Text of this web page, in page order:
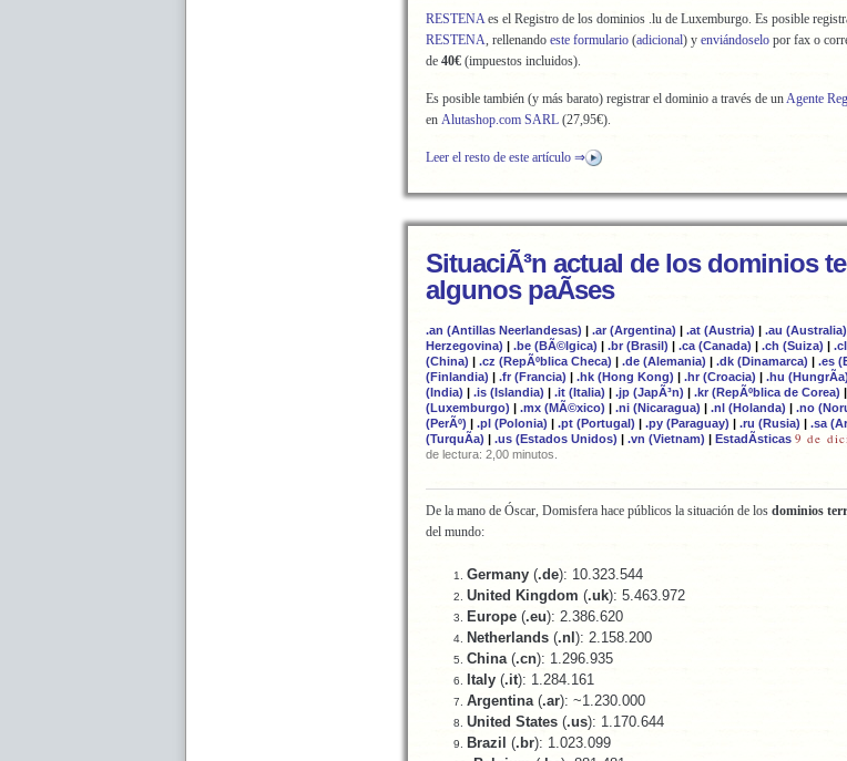
RESTENAes el Registro de los dominios .lu de Luxemburgo. Es posible
RESTENA, rellenando este formulario (adicional) y enviándoselo por fax o
de 40€ (impuestos incluidos).
Es posible también (y más barato) registrar el dominio a través de unAgente
en Alutashop.com SARL (27,95€).
Leer el resto de este artículo ⇒
SituaciÃ³n actual de los dominios
algunos paÃ­ses
.an (Antillas Neerlandesas) | .ar (Argentina) | .at (Austria) | .au (Australia)
Herzegovina) | .be (BÃ©lgica) | .br (Brasil) | .ca (Canada) | .ch (Suiza) |
(China) | .cz (RepÃºblica Checa) | .de (Alemania) | .dk (Dinamarca) | .es
(Finlandia) | .fr (Francia) | .hk (Hong Kong) | .hr (Croacia) | .hu (HungrÃ­a)
(India) | .is (Islandia) | .it (Italia) | .jp (JapÃ³n) | .kr (RepÃºblica de Corea) |
(Luxemburgo) | .mx (MÃ©xico) | .ni (Nicaragua) | .nl (Holanda) | .no
(PerÃº) | .pl (Polonia) | .pt (Portugal) | .py (Paraguay) | .ru (Rusia) | .sa
(TurquÃ­a) | .us (Estados Unidos) | .vn (Vietnam) | EstadÃ­sticas 9 de
de lectura: 2,00 minutos.
De la mano de Óscar, Domisfera hace públicos la situación de los dominios
del mundo:
Germany (.de): 10.323.544
United Kingdom (.uk): 5.463.972
Europe (.eu): 2.386.620
Netherlands (.nl ): 2.158.200
China(.cn): 1.296.935
Italy (.it): 1.284.161
Argentina(.ar): ~1.230.000
United States (.us): 1.170.644
Brazil (.br): 1.023.099